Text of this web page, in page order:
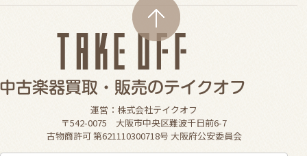
運営：株式会社テイクオフ
〒542-0075 大阪市中央区難波千日前6-7
古物商許可 第621110300718号 大阪府公安委員会